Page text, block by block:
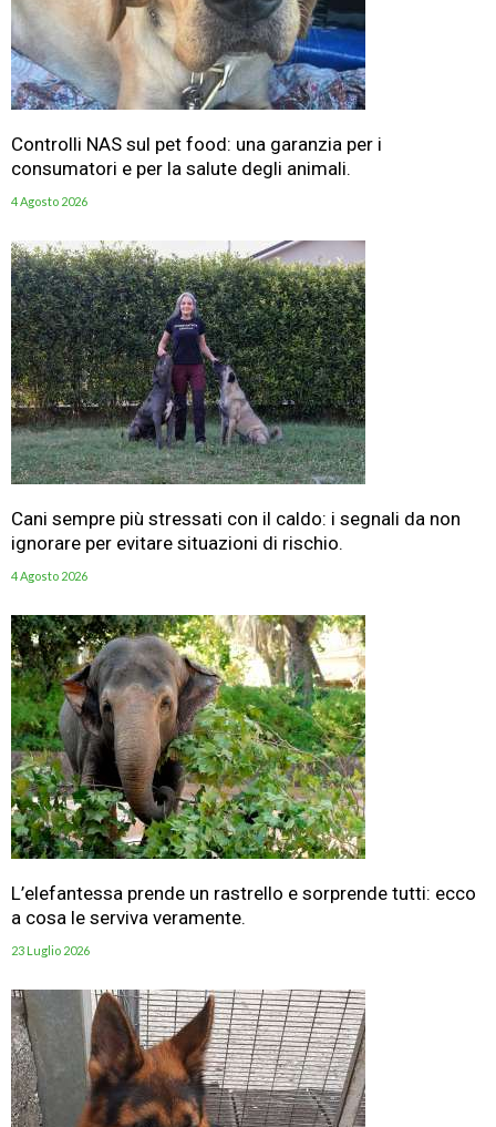
Controlli NAS sul pet food: una garanzia per i
consumatori e per la salute degli animali.
4 Agosto 2026
Cani sempre più stressati con il caldo: i segnali da non
ignorare per evitare situazioni di rischio.
4 Agosto 2026
L’elefantessa prende un rastrello e sorprende tutti: ecco
a cosa le serviva veramente.
23 Luglio 2026